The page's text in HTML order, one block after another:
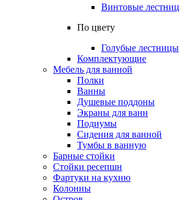
Винтовые
По цвету
Голубые лестницы
Комплектующие
Мебель для ванной
Полки
Ванны
Душевые поддоны
Экраны для ванн
Подиумы
Сидения для ванной
Тумбы в ванную
Барные стойки
Стойки ресепшн
Фартуки на кухню
Колонны